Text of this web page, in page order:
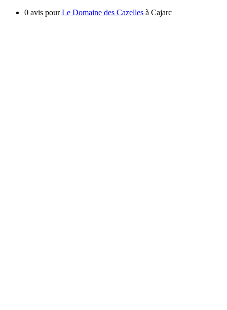
0 avis pourLe Domaine des Cazelles à Cajarc